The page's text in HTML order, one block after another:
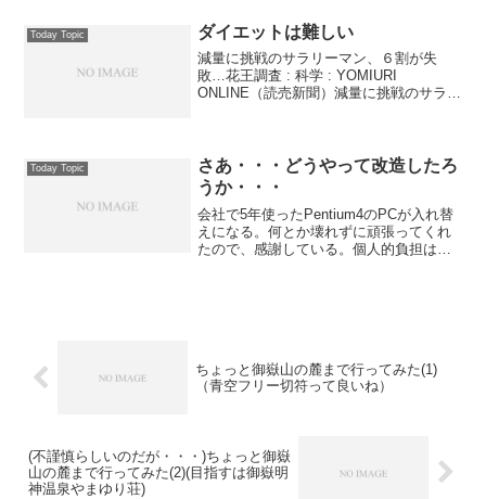
グレード前には何も...
Today Topic ダイエットは難しい
減量に挑戦のサラリーマン、６割が失
敗…花王調査 : 科学 : YOMIURI
ONLINE（読売新聞）減量に挑戦のサラリ
王（本社・東...
Today Topic
さあ・・・どうやって改造したろ
うか・・・
会社で5年使ったPentium4のPCが入れ替
えになる。何とか壊れずに頑張ってくれ
たので、感謝している。個人的負担は、
ちょっと御嶽山の麓まで行ってみた(1)
（青空フリー切符って良いね）
(不謹慎らしいのだが・・・)ちょっと御嶽
山の麓まで行ってみた(2)(目指すは御嶽明
神温泉やまゆり荘)